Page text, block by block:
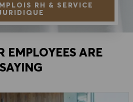
RH & SERVICE
EMPLOYEES ARE
SAYING